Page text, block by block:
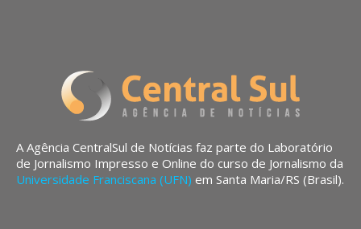
A Agência CentralSul de Notícias faz parte do Laboratório
de Jornalismo Impresso e Online do curso de Jornalismo da
Universidade Franciscana (UFN) em Santa Maria/RS (Brasil).